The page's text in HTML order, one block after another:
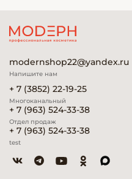
modernshop22@yandex.ru
Напишите нам
+ 7 (3852) 22-19-25
Многоканальный
+ 7 (963) 524-33-38
Отдел продаж
+ 7 (963) 524-33-38
test